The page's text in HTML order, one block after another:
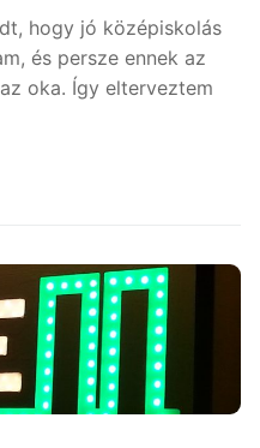
hogy jó középiskolás
és persze ennek az
oka. Így elterveztem